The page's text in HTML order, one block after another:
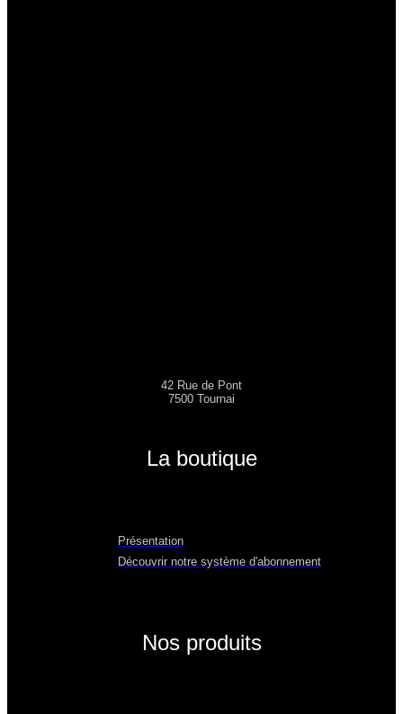
42 Rue de Pont
7500 Tournai
La boutique
Présentation
Découvrir notre système d'abonnement
Nos produits